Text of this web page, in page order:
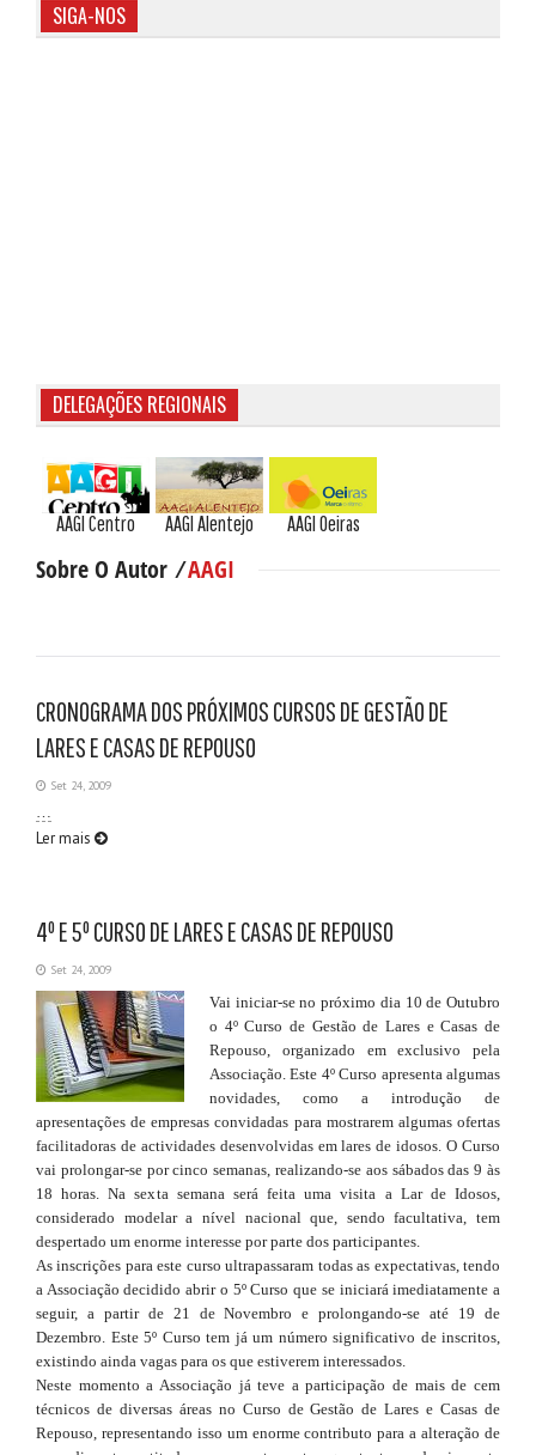
SIGA-NOS
DELEGAÇÕES REGIONAIS
AAGI Centro AAGI Alentejo AAGI Oeiras
Sobre O Autor ⁄AAGI
CRONOGRAMA DOS PRÓXIMOS CURSOS DE GESTÃO DE
LARES E CASAS DE REPOUSO
Set 24, 2009
…
Ler mais
4º E 5º CURSO DE LARES E CASAS DE REPOUSO
Set 24, 2009
Vai iniciar-se no próximo dia 10 de Outubro
o 4º Curso de Gestão de Lares e Casas de
Repouso, organizado em exclusivo pela
Associação. Este 4º Curso apresenta algumas
novidades, como a introdução de
apresentações de empresas convidadas para mostrarem algumas ofertas
facilitadoras de actividades desenvolvidas em lares de idosos. O Curso
vai prolongar-se por cinco semanas, realizando-se aos sábados das 9 às
18 horas. Na sexta semana será feita uma visita a Lar de Idosos,
considerado modelar a nível nacional que, sendo facultativa, tem
despertado um enorme interesse por parte dos participantes.
As inscrições para este curso ultrapassaram todas as expectativas, tendo
a Associação decidido abrir o 5º Curso que se iniciará imediatamente a
seguir, a partir de 21 de Novembro e prolongando-se até 19 de
Dezembro. Este 5º Curso tem já um número significativo de inscritos,
existindo ainda vagas para os que estiverem interessados.
Neste momento a Associação já teve a participação de mais de cem
técnicos de diversas áreas no Curso de Gestão de Lares e Casas de
Repouso, representando isso um enorme contributo para a alteração de